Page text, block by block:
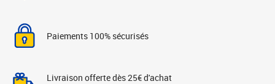
Paiements 100% sécurisés
Livraison offerte dès 25€ d'achat